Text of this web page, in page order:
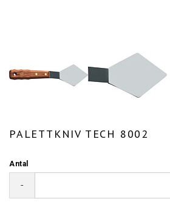
PALETTKNIV TECH 8002
Antal
-